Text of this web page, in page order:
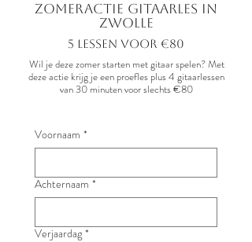
Zomeractie Gitaarles in
Zwolle
5 lessen voor €80
Wil je deze zomer starten met gitaar spelen? Met
deze actie krijg je een proefles plus 4 gitaarlessen
van 30 minuten voor slechts €80
Voornaam *
Achternaam *
Verjaardag *